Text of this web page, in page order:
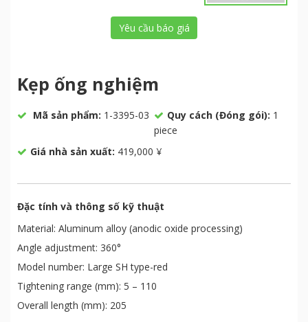
Yêu cầu báo giá
Kẹp ống nghiệm
Mã sản phẩm: 1-3395-03 Quy cách (Đóng gói): 1
piece
Giá nhà sản xuất: 419,000 ¥
Đặc tính và thông số kỹ thuật
Material: Aluminum alloy (anodic oxide processing)
Angle adjustment: 360°
Model number: Large SH type-red
Tightening range (mm): 5 – 110
Overall length (mm): 205